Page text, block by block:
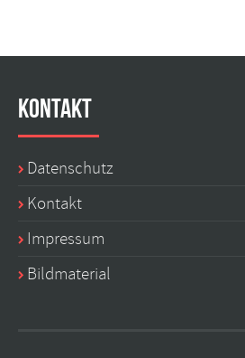
Kontakt
Datenschutz
Kontakt
Impressum
Bildmaterial